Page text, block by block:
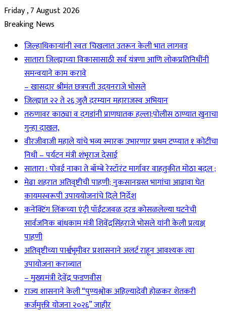
Friday , 7 August 2026
Breaking News
जिल्हाधिकाऱ्यांनी स्वतः चिखलात उतरून केली भात लागवड
सातारा जिल्ह्याच्या विकासासाठी सर्व यंत्रणा आणि लोकप्रतिनिधींनी
समन्वयाने काम करावे
– खासदार श्रीमंत छत्रपती उदयनराजे भोसले
जिल्ह्यात २२ ते २६ जुलै दरम्यान महाराजस्व अभियान
तरुणावर काठ्या व दगडांनी प्राणघातक हल्ला;पोलीस ठाण्यात खुनाचा
गुन्हा दाखल,
वीरजीवाजी महाले यांचे भव्य स्मारक उभारणार प्रथम टप्प्यात १ कोटींचा
निधी – पर्यटन मंत्री शंभूराज देसाई
सातारा : पोवई नाका ते बॉम्बे रेस्टॉरंट मार्गावर वाहतुकीत मोठा बदल ;
मेढा शहरात अतिवृष्टीची पाहणी; नुकसानग्रस्त भागांचा आढावा घेत
कायमस्वरूपी उपाययोजनांचे दिले निर्देश
कनेक्टिंग लिंकच्या एंट्री पॉईंटजवळ दरड कोसळलेल्या घटनेची
सार्वजनिक बांधकाम मंत्री शिवेंद्रसिंहराजे भोसले यांनी केली प्रत्यक्ष
पाहणी
अतिवृष्टीच्या पार्श्वभूमीवर प्रशासनाने अलर्ट राहून आवश्यक त्या
उपायोजना कराव्यात
– मुख्यमंत्री देवेंद्र फडणवीस
राज्य शासनाने केली “पुण्यश्लोक अहिल्यादेवी होळकर शेतकरी
कर्जमुक्ती योजना २०२६” जाहीर